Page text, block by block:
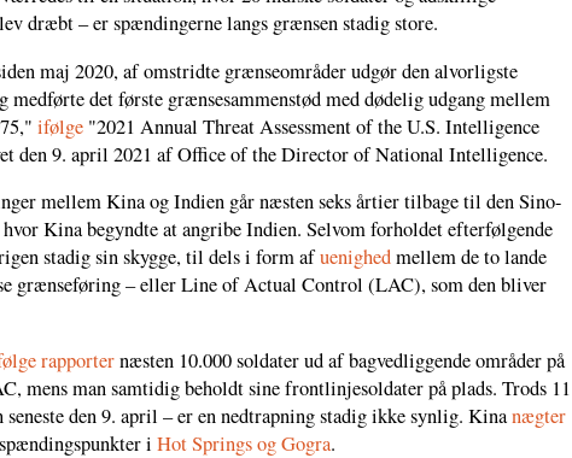
dræbt – er spændingerne langs grænsen stadig store.
maj 2020, af omstridte grænseområder udgør den alvorligste
medførte det første grænsesammenstød med dødelig udgang mellem
ifølge "2021 Annual Threat Assessment of the U.S. Intelligence
den 9. april 2021 af Office of the Director of National Intelligence.
mellem Kina og Indien går næsten seks årtier tilbage til den Sino-
Kina begyndte at angribe Indien. Selvom forholdet efterfølgende
stadig sin skygge, til dels i form afuenighedmellem de to lande
grænseføring – eller Line of Actual Control (LAC), som den bliver
rapporternæsten 10.000 soldater ud af bagvedliggende områder på
mens man samtidig beholdt sine frontlinjesoldater på plads. Trods 11
seneste den 9. april – er en nedtrapning stadig ikke synlig. Kinanægter
i Hot Springs og Gogra.